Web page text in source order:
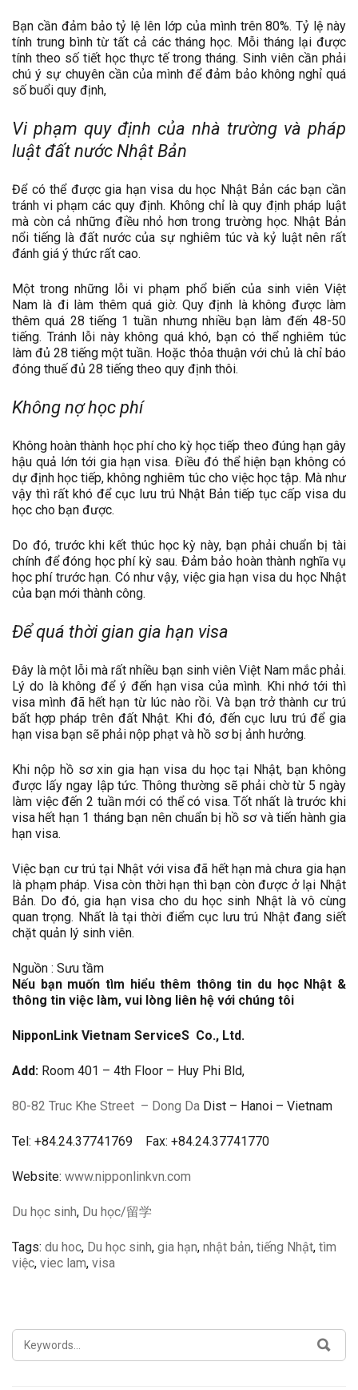
Bạn cần đảm bảo tỷ lệ lên lớp của mình trên 80%. Tỷ lệ này
tính trung bình từ tất cả các tháng học. Mỗi tháng lại được
tính theo số tiết học thực tế trong tháng. Sinh viên cần phải
chú ý sự chuyên cần của mình để đảm bảo không nghỉ quá
số buổi quy định,
Vi phạm quy định của nhà trường và pháp
luật đất nước Nhật Bản
Để có thể được gia hạn visa du học Nhật Bản các bạn cần
tránh vi phạm các quy định. Không chỉ là quy định pháp luật
mà còn cả những điều nhỏ hơn trong trường học. Nhật Bản
nổi tiếng là đất nước của sự nghiêm túc và kỷ luật nên rất
đánh giá ý thức rất cao.
Một trong những lỗi vi phạm phổ biến của sinh viên Việt
Nam là đi làm thêm quá giờ. Quy định là không được làm
thêm quá 28 tiếng 1 tuần nhưng nhiều bạn làm đến 48-50
tiếng. Tránh lỗi này không quá khó, bạn có thể nghiêm túc
làm đủ 28 tiếng một tuần. Hoặc thỏa thuận với chủ là chỉ báo
đóng thuế đủ 28 tiếng theo quy định thôi.
Không nợ học phí
Không hoàn thành học phí cho kỳ học tiếp theo đúng hạn gây
hậu quả lớn tới gia hạn visa. Điều đó thể hiện bạn không có
dự định học tiếp, không nghiêm túc cho việc học tập. Mà như
vậy thì rất khó để cục lưu trú Nhật Bản tiếp tục cấp visa du
học cho bạn được.
Do đó, trước khi kết thúc học kỳ này, bạn phải chuẩn bị tài
chính để đóng học phí kỳ sau. Đảm bảo hoàn thành nghĩa vụ
học phí trước hạn. Có như vậy, việc gia hạn visa du học Nhật
của bạn mới thành công.
Để quá thời gian gia hạn visa
Đây là một lỗi mà rất nhiều bạn sinh viên Việt Nam mắc phải.
Lý do là không để ý đến hạn visa của mình. Khi nhớ tới thì
visa mình đã hết hạn từ lúc nào rồi. Và bạn trở thành cư trú
bất hợp pháp trên đất Nhật. Khi đó, đến cục lưu trú để gia
hạn visa bạn sẽ phải nộp phạt và hồ sơ bị ảnh hưởng.
Khi nộp hồ sơ xin gia hạn visa du học tại Nhật, bạn không
được lấy ngay lập tức. Thông thường sẽ phải chờ từ 5 ngày
làm việc đến 2 tuần mới có thể có visa. Tốt nhất là trước khi
visa hết hạn 1 tháng bạn nên chuẩn bị hồ sơ và tiến hành gia
hạn visa.
Việc bạn cư trú tại Nhật với visa đã hết hạn mà chưa gia hạn
là phạm pháp. Visa còn thời hạn thì bạn còn được ở lại Nhật
Bản. Do đó, gia hạn visa cho du học sinh Nhật là vô cùng
quan trọng. Nhất là tại thời điểm cục lưu trú Nhật đang siết
chặt quản lý sinh viên.
Nguồn : Sưu tầm
Nếu bạn muốn tìm hiểu thêm thông tin du học Nhật &
thông tin việc làm, vui lòng liên hệ với chúng tôi
NipponLink Vietnam ServiceS Co., Ltd.
Add: Room 401 – 4th Floor – Huy Phi Bld,
80-82 Truc Khe Street – Dong Da Dist – Hanoi – Vietnam
Tel: +84.24.37741769 Fax: +84.24.37741770
Website: www.nipponlinkvn.com
Du học sinh, Du học/留学
Tags: du hoc, Du học sinh, gia hạn, nhật bản, tiếng Nhật, tìm
việc, viec lam, visa
SEARCH
FOR: